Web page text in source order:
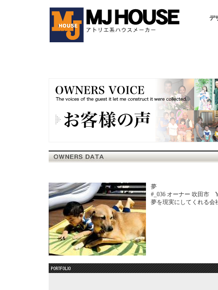
デ
夢
#_036 オーナー 吹田市
夢を現実にしてくれる会